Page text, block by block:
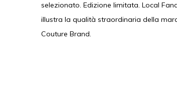
selezionato. Edizione limitata. Local
illustra la qualità straordinaria della
Couture Brand.